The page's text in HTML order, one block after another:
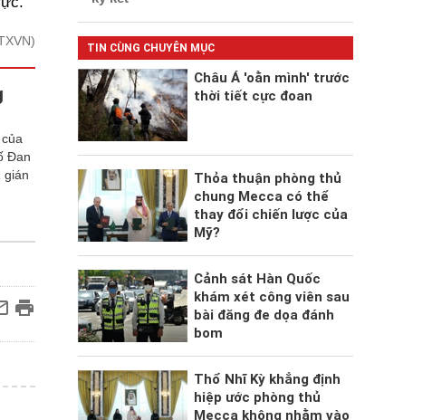
Đan
gián
TIN CÙNG CHUYÊN MỤC
Châu Á 'oằn mình' trước
thời tiết cực đoan
Thỏa thuận phòng thủ
chung Mecca có thể
thay đổi chiến lược của
Mỹ?
Cảnh sát Hàn Quốc
khám xét công viên sau
bài đăng đe dọa đánh
bom
Thổ Nhĩ Kỳ khẳng định
hiệp ước phòng thủ
Mecca không nhằm vào